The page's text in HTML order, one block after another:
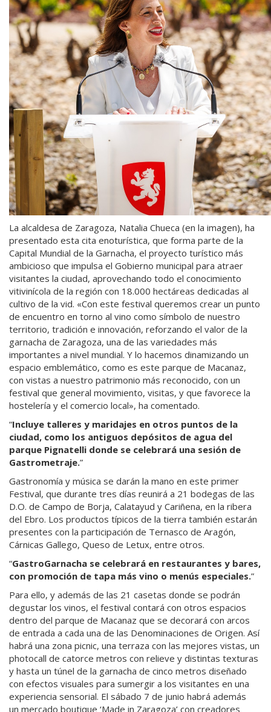
La alcaldesa de Zaragoza, Natalia Chueca (en la imagen), ha
presentado esta cita enoturística, que forma parte de la
Capital Mundial de la Garnacha, el proyecto turístico más
ambicioso que impulsa el Gobierno municipal para atraer
visitantes la ciudad, aprovechando todo el conocimiento
vitivinícola de la región con 18.000 hectáreas dedicadas al
cultivo de la vid. «Con este festival queremos crear un punto
de encuentro en torno al vino como símbolo de nuestro
territorio, tradición e innovación, reforzando el valor de la
garnacha de Zaragoza, una de las variedades más
importantes a nivel mundial. Y lo hacemos dinamizando un
espacio emblemático, como es este parque de Macanaz,
con vistas a nuestro patrimonio más reconocido, con un
festival que general movimiento, visitas, y que favorece la
hostelería y el comercio local», ha comentado.
Incluye talleres y maridajes en otros puntos de la
ciudad, como los antiguos depósitos de agua del
parque Pignatelli donde se celebrará una sesión de
Gastrometraje.
Gastronomía y música se darán la mano en este primer
Festival, que durante tres días reunirá a 21 bodegas de las
D.O. de Campo de Borja, Calatayud y Cariñena, en la ribera
del Ebro. Los productos típicos de la tierra también estarán
presentes con la participación de Ternasco de Aragón,
Cárnicas Gallego, Queso de Letux, entre otros.
GastroGarnacha se celebrará en restaurantes y bares,
con promoción de tapa más vino o menús especiales.
Para ello, y además de las 21 casetas donde se podrán
degustar los vinos, el festival contará con otros espacios
dentro del parque de Macanaz que se decorará con arcos
de entrada a cada una de las Denominaciones de Origen. Así
habrá una zona picnic, una terraza con las mejores vistas, un
photocall de catorce metros con relieve y distintas texturas
y hasta un túnel de la garnacha de cinco metros diseñado
con efectos visuales para sumergir a los visitantes en una
experiencia sensorial. El sábado 7 de junio habrá además
un mercado boutique ‘Made in Zaragoza’ con creadores